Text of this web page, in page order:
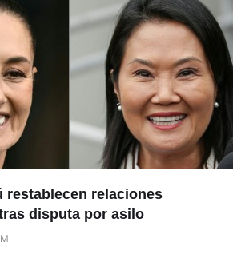
restablecen relaciones
disputa por asilo